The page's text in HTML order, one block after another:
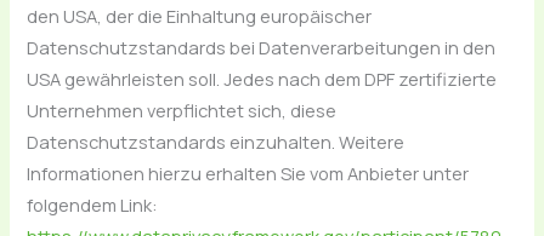
den USA, der die Einhaltung europäischer
Datenschutzstandards bei Datenverarbeitungen in den
USA gewährleisten soll. Jedes nach dem DPF zertifizierte
Unternehmen verpflichtet sich, diese
Datenschutzstandards einzuhalten. Weitere
Informationen hierzu erhalten Sie vom Anbieter unter
folgendem Link: